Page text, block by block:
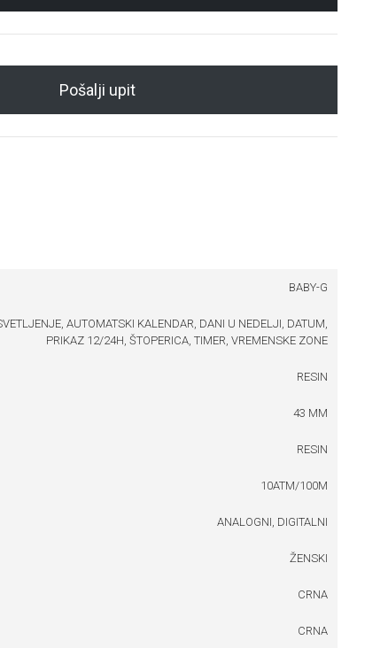
Pošalji upit
BABY-G
AUTOMATSKI KALENDAR, DANI U NEDELJI, DATUM,
PRIKAZ 12/24H, ŠTOPERICA, TIMER, VREMENSKE ZONE
RESIN
43 MM
RESIN
10ATM/100M
ANALOGNI, DIGITALNI
ŽENSKI
CRNA
CRNA